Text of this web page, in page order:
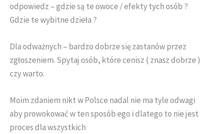
odpowiedz – gdzie są te owoce / efekty tych osób ?
Gdzie te wybitne dzieła ?
Dla odważnych – bardzo dobrze się zastanów przez
zgłoszeniem. Spytaj osób, które cenisz ( znasz dobrze )
czy warto.
Moim zdaniem nikt w Polsce nadal nie ma tyle odwagi
aby prowokować w ten sposób ego i dlatego to nie jest
proces dla wszystkich